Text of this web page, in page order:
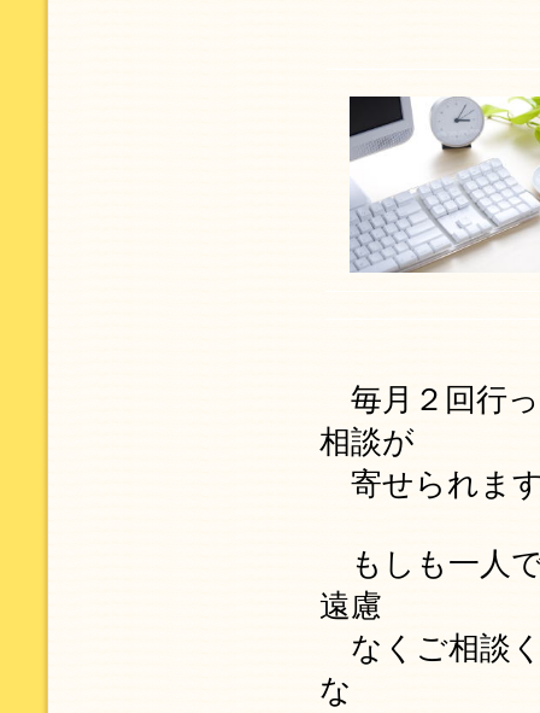
毎月２回行
相談が
寄せられま
もしも一人
遠慮
なくご相談
な